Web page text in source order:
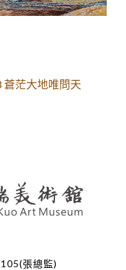
蒼茫大地唯問天
張總監)